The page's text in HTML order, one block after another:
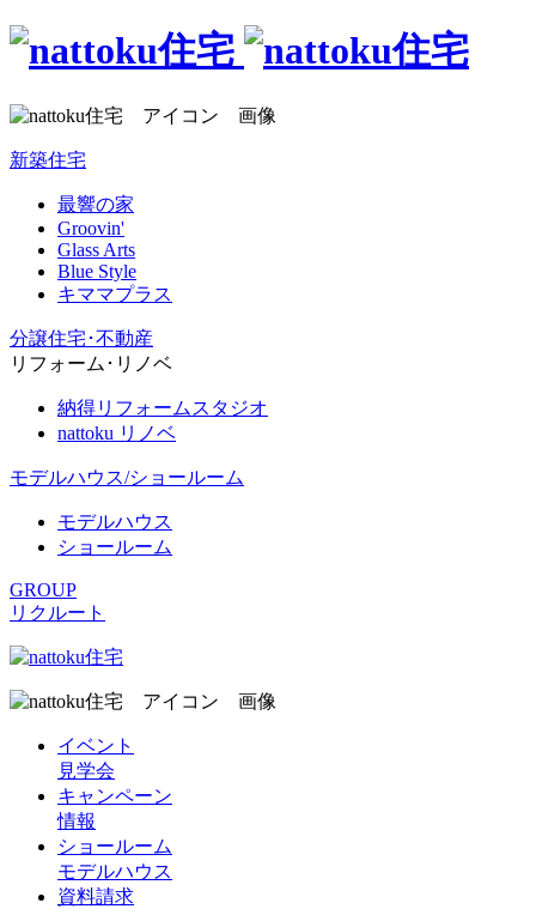
新築住宅
最響の家
Groovin'
Glass Arts
Blue Style
キママプラス
分譲住宅･不動産
リフォーム･リノベ
納得リフォームスタジオ
nattoku リノベ
モデルハウス/ショールーム
モデルハウス
ショールーム
GROUP
リクルート
イベント
見学会
キャンペーン
情報
ショールーム
モデルハウス
資料請求